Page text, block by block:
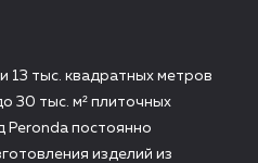
13 тыс. квадратных метров
30 тыс. м² плиточных
Peronda постоянно
изделий из